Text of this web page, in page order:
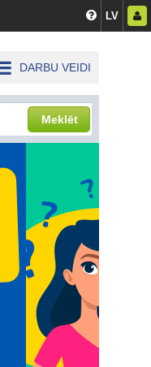
LV
DARBU VEIDI
Meklēt